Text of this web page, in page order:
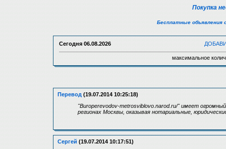
Покупка
Бесплатные объявления
Сегодня 06.08.2026
максимальное
Перевод (19.07.2014 10:25:18)
"Buroperevodov-metrosviblovo.narod.ru/" имеет
регионах Москвы, оказывая нотариальные,
Сергей (19.07.2014 10:17:51)